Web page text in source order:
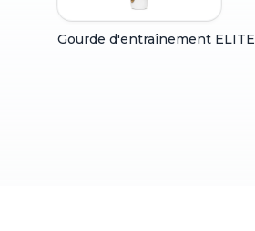
Gourde d'entraînement ELITE